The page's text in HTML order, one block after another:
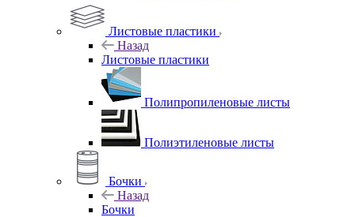
Листовые пластики
Назад
Листовые пластики
Полипропиленовые листы
Полиэтиленовые листы
Бочки
Назад
Бочки